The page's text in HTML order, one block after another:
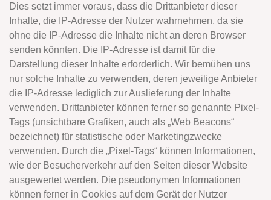
Dies setzt immer voraus, dass die Drittanbieter dieser
Inhalte, die IP-Adresse der Nutzer wahrnehmen, da sie
ohne die IP-Adresse die Inhalte nicht an deren Browser
senden könnten. Die IP-Adresse ist damit für die
Darstellung dieser Inhalte erforderlich. Wir bemühen uns
nur solche Inhalte zu verwenden, deren jeweilige Anbieter
die IP-Adresse lediglich zur Auslieferung der Inhalte
verwenden. Drittanbieter können ferner so genannte Pixel-
Tags (unsichtbare Grafiken, auch als „Web Beacons“
bezeichnet) für statistische oder Marketingzwecke
verwenden. Durch die „Pixel-Tags“ können Informationen,
wie der Besucherverkehr auf den Seiten dieser Website
ausgewertet werden. Die pseudonymen Informationen
können ferner in Cookies auf dem Gerät der Nutzer